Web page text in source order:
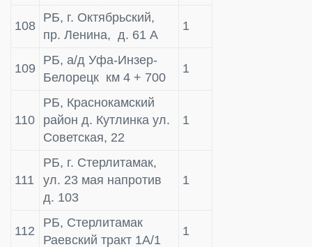
108
РБ, г. Октябрьский,
пр. Ленина, д. 61 А
1
109
РБ, а/д Уфа-Инзер-
Белорецк км 4 + 700
1
110
РБ, Краснокамский
район д. Кутлинка ул.
Советская, 22
1
111
РБ, г. Стерлитамак,
ул. 23 мая напротив
д. 103
1
112
РБ, Стерлитамак
Раевский тракт 1А/1
1